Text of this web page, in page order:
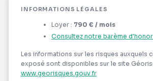
de loyer sur les 2 premières années.
Les informations sur les risques
est exposé sont disponibles sur le
https://www.georisques.gouv.fr
INFORMATIONS LÉGALES
Loyer : 790 € / mois
Consultez notre barème
Les informations sur les risques auxquels
exposé sont disponibles sur le site
www.georisques.gouv.fr